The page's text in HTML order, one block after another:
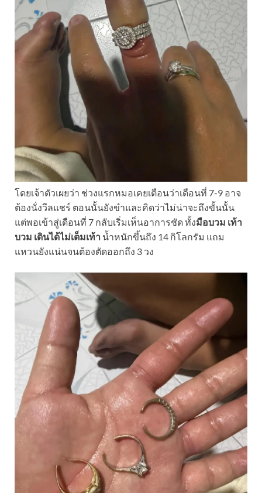
โดยเจ้าตัวเผยว่า ช่วงแรกหมอเคยเตือนว่าเดือนที่ 7-9 อาจ
ต้องนั่งวีลแชร์ ตอนนั้นยังขำและคิดว่าไม่น่าจะถึงขั้นนั้น
แต่พอเข้าสู่เดือนที่ 7 กลับเริ่มเห็นอาการชัด ทั้งมือบวม เท้า
บวม เดินได้ไม่เต็มเท้า น้ำหนักขึ้นถึง 14 กิโลกรัม แถม
แหวนยังแน่นจนต้องตัดออกถึง 3 วง